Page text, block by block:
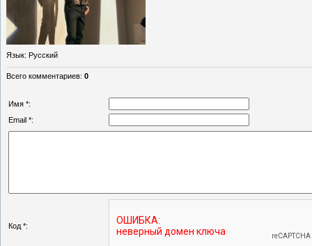
Язык: Русский
Всего комментариев: 0
Имя *:
Email *:
Код *: